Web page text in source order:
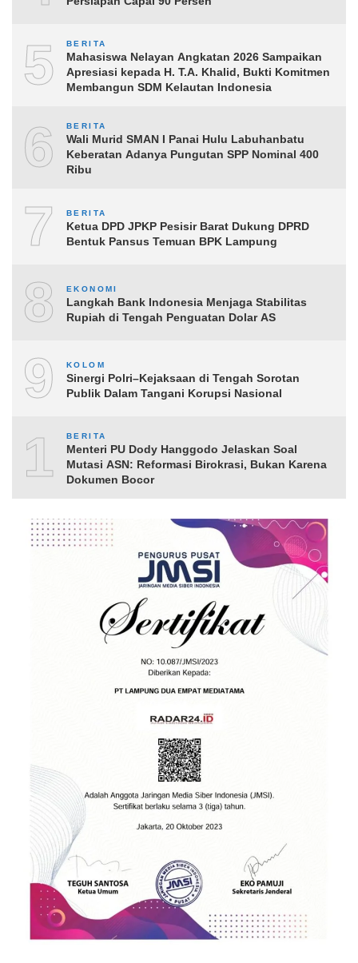
5 BERITA
Mahasiswa Nelayan Angkatan 2026 Sampaikan
Apresiasi kepada H. T.A. Khalid, Bukti Komitmen
Membangun SDM Kelautan Indonesia
6 BERITA
Wali Murid SMAN I Panai Hulu Labuhanbatu
Keberatan Adanya Pungutan SPP Nominal 400
Ribu
7 BERITA
Ketua DPD JPKP Pesisir Barat Dukung DPRD
Bentuk Pansus Temuan BPK Lampung
8 EKONOMI
Langkah Bank Indonesia Menjaga Stabilitas
Rupiah di Tengah Penguatan Dolar AS
9 KOLOM
Sinergi Polri–Kejaksaan di Tengah Sorotan
Publik Dalam Tangani Korupsi Nasional
10BERITA
Menteri PU Dody Hanggodo Jelaskan Soal
Mutasi ASN: Reformasi Birokrasi, Bukan Karena
Dokumen Bocor